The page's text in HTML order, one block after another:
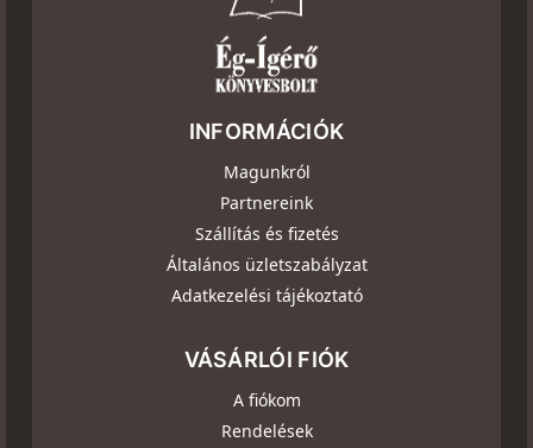
INFORMÁCIÓK
Magunkról
Partnereink
Szállítás és fizetés
Általános üzletszabályzat
Adatkezelési tájékoztató
VÁSÁRLÓI FIÓK
A fiókom
Rendelések